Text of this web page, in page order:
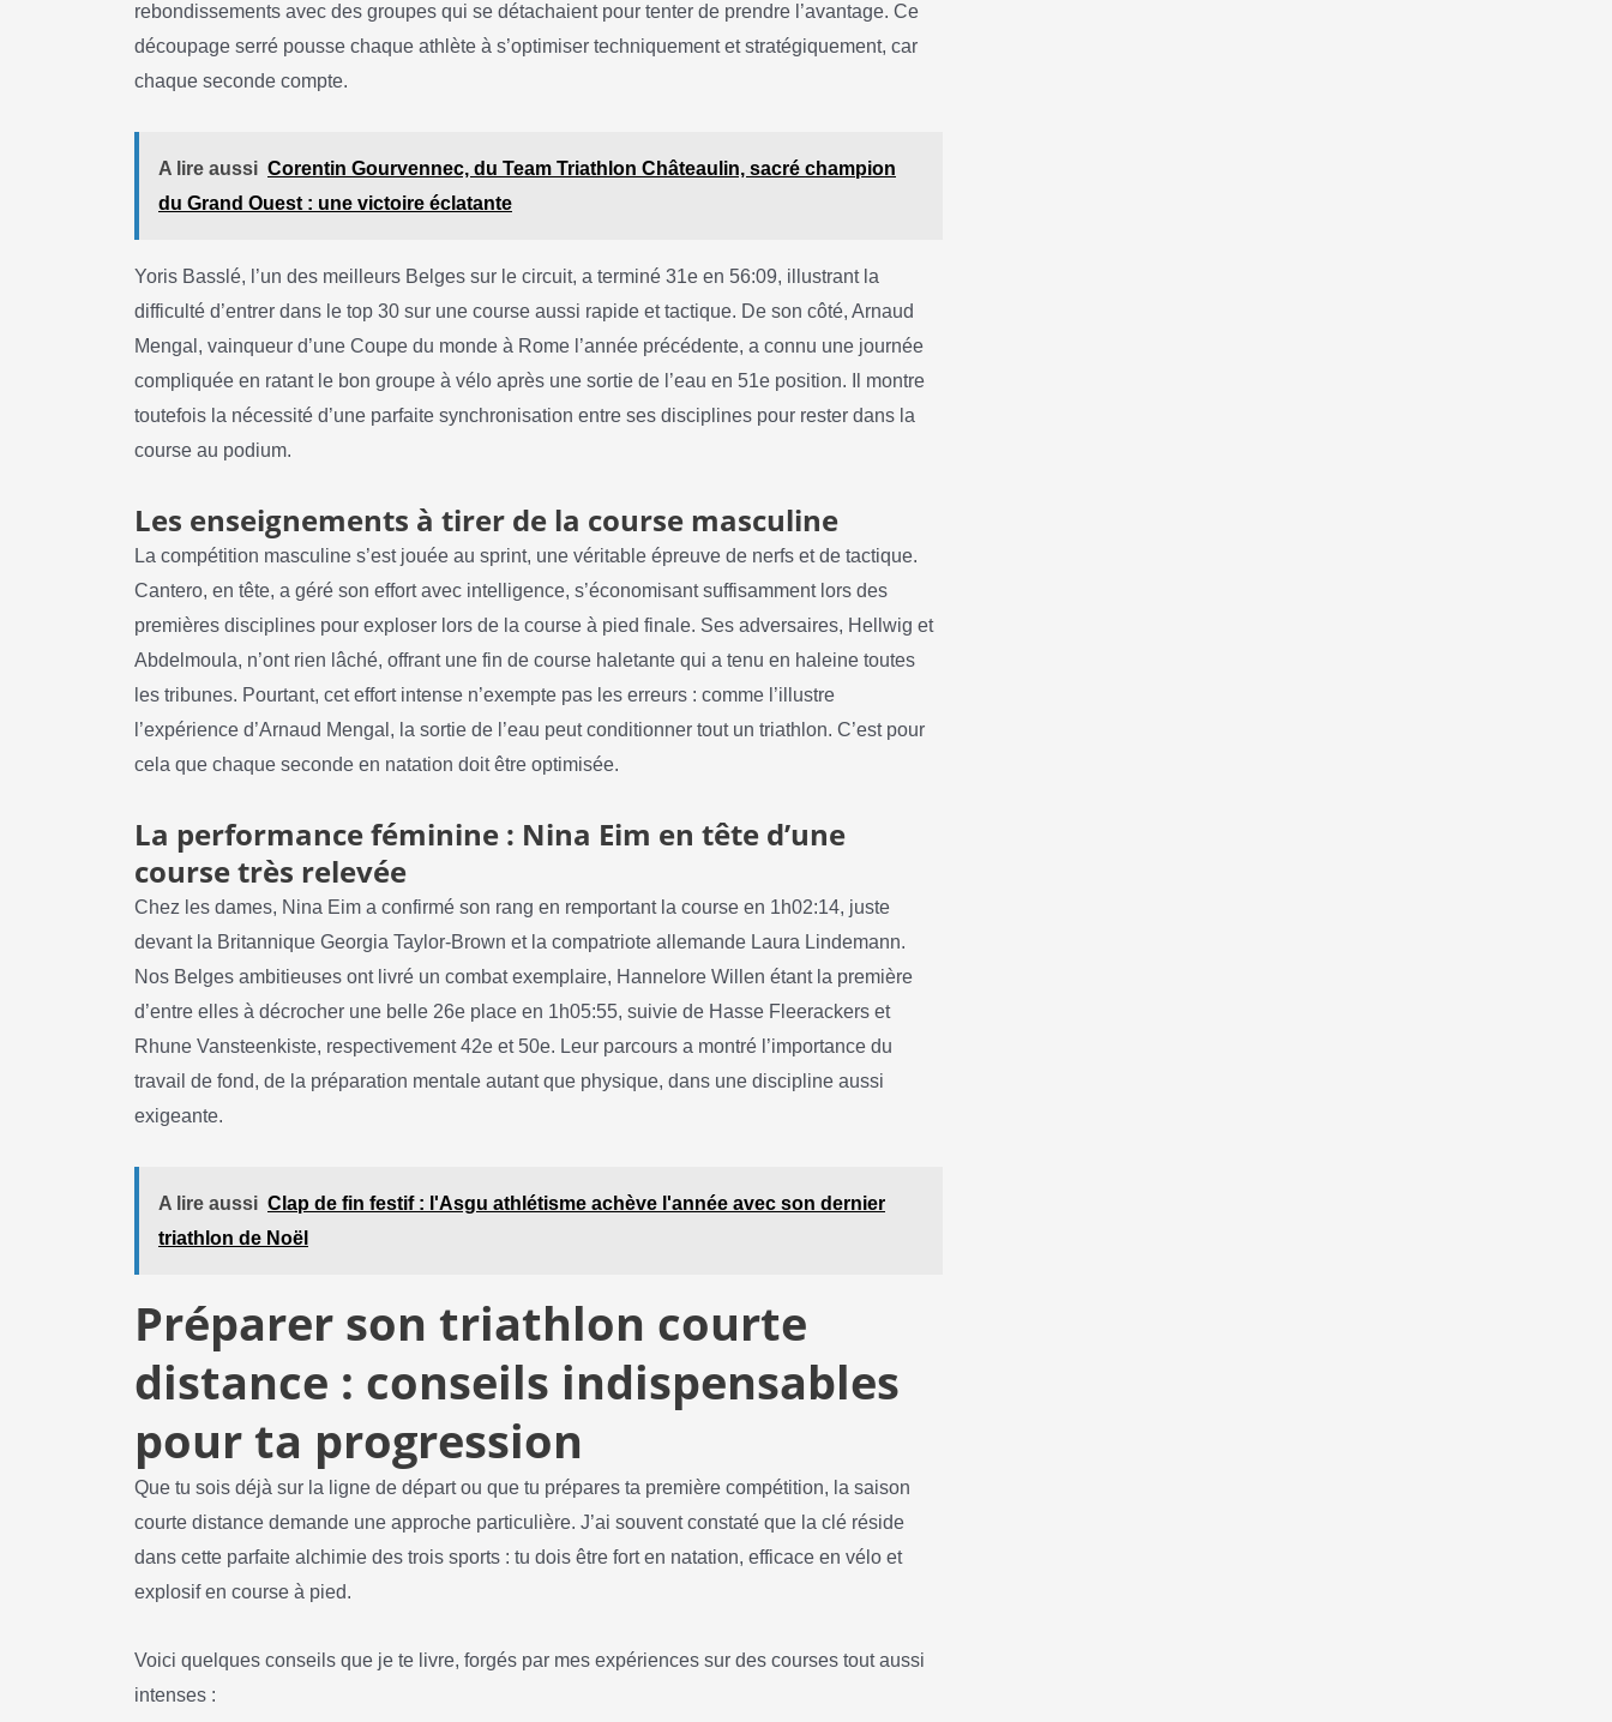
rebondissements avec des groupes qui se détachaient pour tenter de prendre l’avantage. Ce
découpage serré pousse chaque athlète à s’optimiser techniquement et stratégiquement, car
chaque seconde compte.
A lire aussi Corentin Gourvennec, du Team Triathlon Châteaulin, sacré champion
du Grand Ouest : une victoire éclatante
Yoris Basslé, l’un des meilleurs Belges sur le circuit, a terminé 31e en 56:09, illustrant la
difficulté d’entrer dans le top 30 sur une course aussi rapide et tactique. De son côté, Arnaud
Mengal, vainqueur d’une Coupe du monde à Rome l’année précédente, a connu une journée
compliquée en ratant le bon groupe à vélo après une sortie de l’eau en 51e position. Il montre
toutefois la nécessité d’une parfaite synchronisation entre ses disciplines pour rester dans la
course au podium.
Les enseignements à tirer de la course masculine
La compétition masculine s’est jouée au sprint, une véritable épreuve de nerfs et de tactique.
Cantero, en tête, a géré son effort avec intelligence, s’économisant suffisamment lors des
premières disciplines pour exploser lors de la course à pied finale. Ses adversaires, Hellwig et
Abdelmoula, n’ont rien lâché, offrant une fin de course haletante qui a tenu en haleine toutes
les tribunes. Pourtant, cet effort intense n’exempte pas les erreurs : comme l’illustre
l’expérience d’Arnaud Mengal, la sortie de l’eau peut conditionner tout un triathlon. C’est pour
cela que chaque seconde en natation doit être optimisée.
La performance féminine : Nina Eim en tête d’une
course très relevée
Chez les dames, Nina Eim a confirmé son rang en remportant la course en 1h02:14, juste
devant la Britannique Georgia Taylor-Brown et la compatriote allemande Laura Lindemann.
Nos Belges ambitieuses ont livré un combat exemplaire, Hannelore Willen étant la première
d’entre elles à décrocher une belle 26e place en 1h05:55, suivie de Hasse Fleerackers et
Rhune Vansteenkiste, respectivement 42e et 50e. Leur parcours a montré l’importance du
travail de fond, de la préparation mentale autant que physique, dans une discipline aussi
exigeante.
A lire aussi Clap de fin festif : l'Asgu athlétisme achève l'année avec son dernier
triathlon de Noël
Préparer son triathlon courte
distance : conseils indispensables
pour ta progression
Que tu sois déjà sur la ligne de départ ou que tu prépares ta première compétition, la saison
courte distance demande une approche particulière. J’ai souvent constaté que la clé réside
dans cette parfaite alchimie des trois sports : tu dois être fort en natation, efficace en vélo et
explosif en course à pied.
Voici quelques conseils que je te livre, forgés par mes expériences sur des courses tout aussi
intenses :